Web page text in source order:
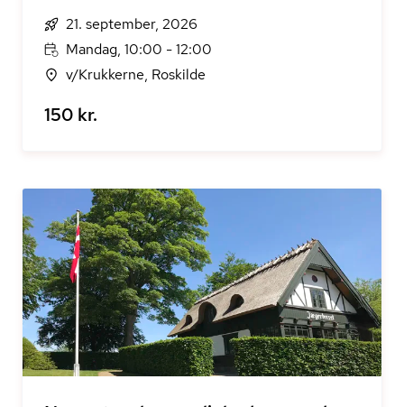
21. september, 2026
Mandag, 10:00 - 12:00
v/Krukkerne, Roskilde
150 kr.